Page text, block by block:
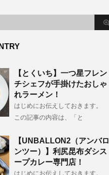
【とくいち】一つ星フレン
チシェフが手掛けたおしゃ
れラーメン！
はじめにお伝えしておきます。
この記事の内容は、「と
【UNBALLON2（アンバロ
ンツー）】利尻昆布ダシス
ープカレー専門店！
はじめにお伝えしておきます。